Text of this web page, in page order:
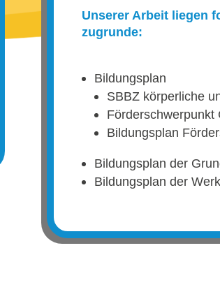
Unserer Arbeit liegen
zugrunde:
Bildungsplan
SBBZ körperliche
Förderschwerpunkt
Bildungsplan
Bildungsplan der
Bildungsplan der